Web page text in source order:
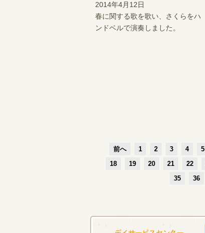
2014年4月12日
春に関する歌を歌い、さくらをハ
ンドベルで演奏しました。
前へ 1 2 3 4 5
18
19 20 21 22
35
36